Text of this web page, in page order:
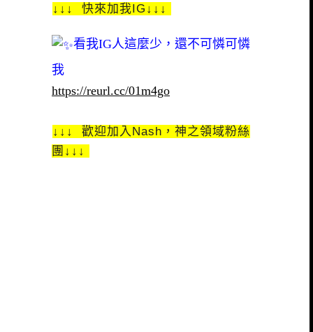
↓↓↓ 快來加我IG↓↓↓
看我IG人這麼少，還不可憐可憐
我
https://reurl.cc/01m4go
↓↓↓ 歡迎加入Nash，神之領域粉絲
團↓↓↓